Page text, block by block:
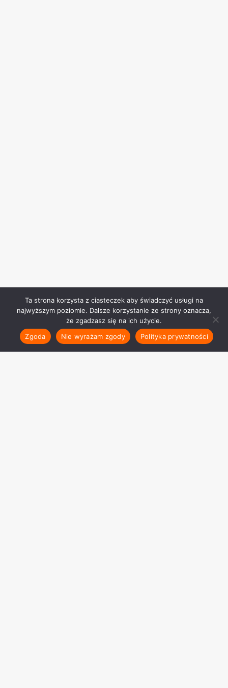
Ta strona korzysta z ciasteczek aby świadczyć usługi na
najwyższym poziomie. Dalsze korzystanie ze strony oznacza,
że zgadzasz się na ich użycie.
Zgoda
Nie wyrażam zgody Polityka prywatności